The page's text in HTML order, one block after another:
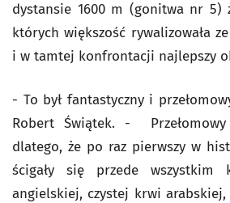
dystansie 1600 m (gonitwa nr 5)
których większość rywalizowała
i w tamtej konfrontacji najlepszy
- To był fantastyczny i
Robert Świątek. - Przełomowy
dlatego, że po raz pierwszy w
ścigały się przede wszystkim
angielskiej, czystej krwi arabskiej,